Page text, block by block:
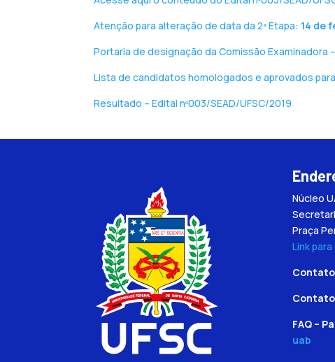
Atenção para alteração de data da 2ª Etapa: 14 de
Portaria de designação da Comissão Examinadora
Lista de candidatos homologados e aprovados para
Resultado – Edital nº003/SEAD/UFSC/2019
Núcleo
Praça
Link
Contato
FAQ –
uab